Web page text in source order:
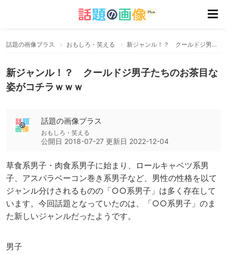
話題の画像プラス おもしろ・笑える 新ジャンル！？ クールドジ男子たちのお茶目な姿がコチラｗｗｗ
新ジャンル！？ クールドジ男子たちのお茶目な
姿がコチラｗｗｗ
話題の画像プラス
おもしろ・笑える
公開日 2018-07-27 更新日 2022-12-04
草食系男子・肉食系男子に始まり、ロールキャベツ系男
子、アスパラベーコン巻き系男子など、男性の性格を以て
ジャンル分けされるものの「○○系男子」は多く存在して
います。今回話題となっていたのは、「○○系男子」のま
た新しいジャンルだったようです。
男子